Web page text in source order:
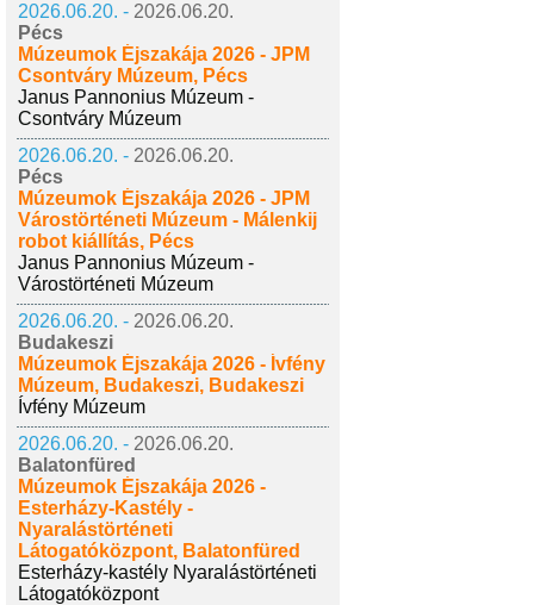
2026.06.20. - 2026.06.20.
Pécs
Múzeumok Éjszakája 2026 - JPM
Csontváry Múzeum, Pécs
Janus Pannonius Múzeum -
Csontváry Múzeum
2026.06.20. - 2026.06.20.
Pécs
Múzeumok Éjszakája 2026 - JPM
Várostörténeti Múzeum - Málenkij
robot kiállítás, Pécs
Janus Pannonius Múzeum -
Várostörténeti Múzeum
2026.06.20. - 2026.06.20.
Budakeszi
Múzeumok Éjszakája 2026 - Ívfény
Múzeum, Budakeszi, Budakeszi
Ívfény Múzeum
2026.06.20. - 2026.06.20.
Balatonfüred
Múzeumok Éjszakája 2026 -
Esterházy-Kastély -
Nyaralástörténeti
Látogatóközpont, Balatonfüred
Esterházy-kastély Nyaralástörténeti
Látogatóközpont